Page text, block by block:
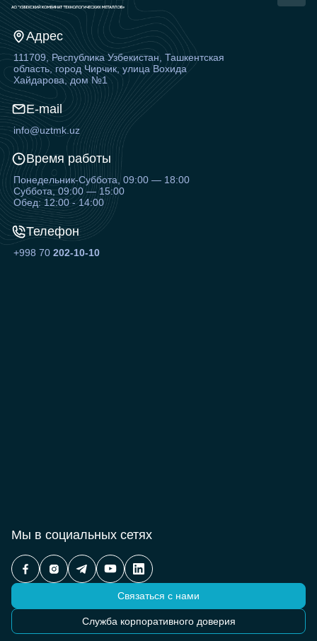
Адрес
111709, Республика Узбекистан, Ташкентская
область, город Чирчик, улица Вохида
Хайдарова, дом №1
E-mail
info@uztmk.uz
Время работы
Понедельник-Суббота, 09:00 — 18:00
Суббота, 09:00 — 15:00
Обед: 12:00 - 14:00
Телефон
+998 70202-10-10
Мы в социальных сетях
Связаться с нами
Служба корпоративного доверия